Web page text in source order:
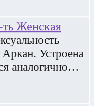
Женская
Устроена
аналогично…